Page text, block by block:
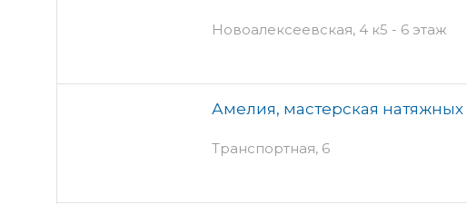
Новоалексеевская, 4 к5 - 6 этаж
Амелия, мастерская натяжных
Транспортная, 6